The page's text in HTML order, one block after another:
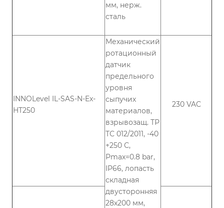
мм, нерж.
сталь
INNOLevel IL-SAS-N-Ex-
HT250
Механический
ротационный
датчик
предельного
уровня
сыпучих
материалов,
взрывозащ. ТР
ТС 012/2011, -40
+250 С,
Рmax=0.8 bar,
IP66, лопасть
складная
двусторонняя
28х200 мм,
230 VAC